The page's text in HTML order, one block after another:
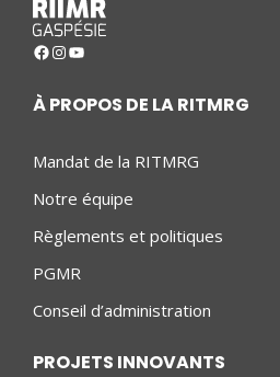
Facebook
Instagram
YouTube
À PROPOS DE LA RITMRG
Mandat de la RITMRG
Notre équipe
Règlements et politiques
PGMR
Conseil d’administration
PROJETS INNOVANTS